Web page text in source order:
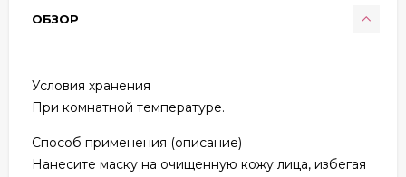
ОБЗОР
Условия хранения
При комнатной температуре.
Способ применения (описание)
Нанесите маску на очищенную кожу лица, избегая